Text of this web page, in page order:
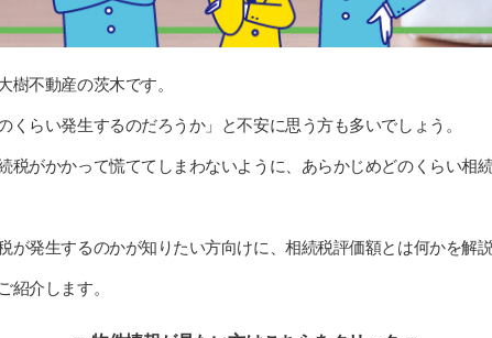
樹不動産の茨木です。
くらい発生するのだろうか」と不安に思う方も多いでしょう。
税がかかって慌ててしまわないように、あらかじめどのくらい相
が発生するのかが知りたい方向けに、相続税評価額とは何かを解
紹介します。